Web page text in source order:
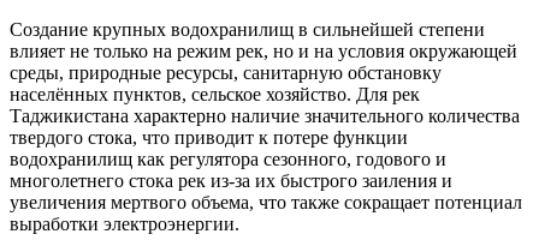
Создание крупных водохранилищ в сильнейшей степени
влияет не только на режим рек, но и на условия окружающей
среды, природные ресурсы, санитарную обстановку
населённых пунктов, сельское хозяйство. Для рек
Таджикистана характерно наличие значительного количества
твердого стока, что приводит к потере функции
водохранилищ как регулятора сезонного, годового и
многолетнего стока рек из-за их быстрого заиления и
увеличения мертвого объема, что также сокращает потенциал
выработки электроэнергии.